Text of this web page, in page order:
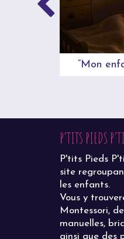
“Mon
P’TITS PIEDS
P'tits Pieds
site
les enfants.
Vous y
Montessori,
manuelles,
ainsi que des